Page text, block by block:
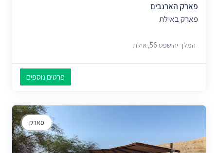
פארק הארנבים
פארק באילת
המלך יהושפט 56, אילת
פרטים נוספים
פארק